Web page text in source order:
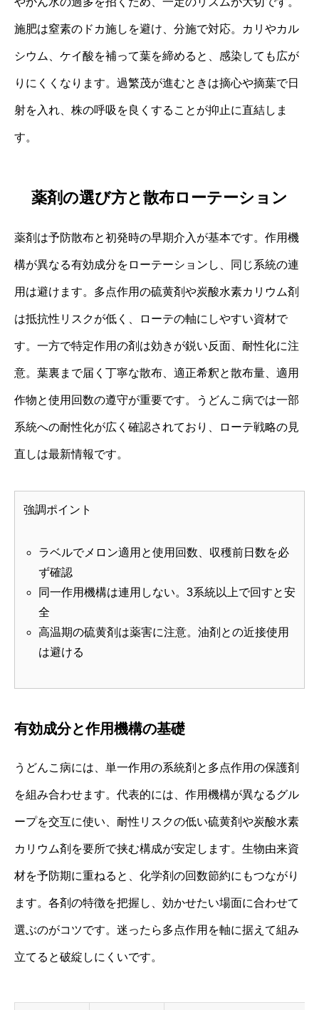
施肥は窒素のドカ施しを避け、分施で対応。カリやカル
シウム、ケイ酸を補って葉を締めると、感染しても広が
りにくくなります。過繁茂が進むときは摘心や摘葉で日
射を入れ、株の呼吸を良くすることが抑止に直結しま
す。
薬剤の選び方と散布ローテーション
薬剤は予防散布と初発時の早期介入が基本です。作用機
構が異なる有効成分をローテーションし、同じ系統の連
用は避けます。多点作用の硫黄剤や炭酸水素カリウム剤
は抵抗性リスクが低く、ローテの軸にしやすい資材で
す。一方で特定作用の剤は効きが鋭い反面、耐性化に注
意。葉裏まで届く丁寧な散布、適正希釈と散布量、適用
作物と使用回数の遵守が重要です。うどんこ病では一部
系統への耐性化が広く確認されており、ローテ戦略の見
直しは最新情報です。
強調ポイント
ラベルでメロン適用と使用回数、収穫前日数を必
ず確認
同一作用機構は連用しない。3系統以上で回すと安
全
高温期の硫黄剤は薬害に注意。油剤との近接使用
は避ける
有効成分と作用機構の基礎
うどんこ病には、単一作用の系統剤と多点作用の保護剤
を組み合わせます。代表的には、作用機構が異なるグル
ープを交互に使い、耐性リスクの低い硫黄剤や炭酸水素
カリウム剤を要所で挟む構成が安定します。生物由来資
材を予防期に重ねると、化学剤の回数節約にもつながり
ます。各剤の特徴を把握し、効かせたい場面に合わせて
選ぶのがコツです。迷ったら多点作用を軸に据えて組み
立てると破綻しにくいです。